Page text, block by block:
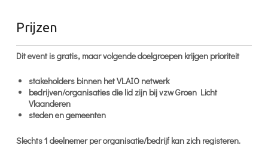
Prijzen
Dit event is gratis, maar volgende doelgroepen krijgen prioriteit
stakeholders binnen het VLAIO netwerk
bedrijven/organisaties die lid zijn bij vzw Groen Licht
Vlaanderen
steden en gemeenten
Slechts 1 deelnemer per organisatie/bedrijf kan zich registeren.